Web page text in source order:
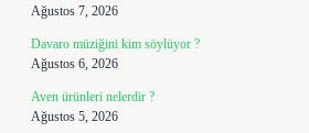
Ağustos 7, 2026
Davaro müziğini kim söylüyor ?
Ağustos 6, 2026
Aven ürünleri nelerdir ?
Ağustos 5, 2026